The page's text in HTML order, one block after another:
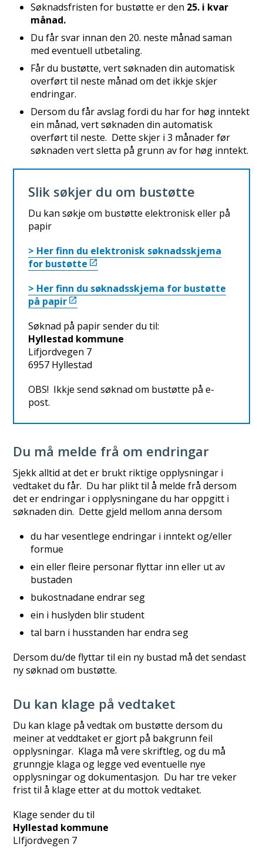
Søknadsfristen for bustøtte er den 25. i kvar
månad.
Du får svar innan den 20. neste månad saman
med eventuell utbetaling.
Får du bustøtte, vert søknaden din automatisk
overført til neste månad om det ikkje skjer
endringar.
Dersom du får avslag fordi du har for høg inntekt
ein månad, vert søknaden din automatisk
overført til neste. Dette skjer i 3 månader før
søknaden vert sletta på grunn av for høg inntekt.
Slik søkjer du om bustøtte
Du kan søkje om bustøtte elektronisk eller på
papir
> Her finn du elektronisk søknadsskjema
for bustøtte
> Her finn du søknadsskjema for bustøtte
på papir
Søknad på papir sender du til:
Hyllestad kommune
Lifjordvegen 7
6957 Hyllestad
OBS! Ikkje send søknad om bustøtte på e-
post.
Du må melde frå om endringar
Sjekk alltid at det er brukt riktige opplysningar i
vedtaket du får. Du har plikt til å melde frå dersom
det er endringar i opplysningane du har oppgitt i
søknaden din. Dette gjeld mellom anna dersom
du har vesentlege endringar i inntekt og/eller
formue
ein eller fleire personar flyttar inn eller ut av
bustaden
bukostnadane endrar seg
ein i huslyden blir student
tal barn i husstanden har endra seg
Dersom du/de flyttar til ein ny bustad må det sendast
ny søknad om bustøtte.
Du kan klage på vedtaket
Du kan klage på vedtak om bustøtte dersom du
meiner at veddtaket er gjort på bakgrunn feil
opplysningar. Klaga må vere skriftleg, og du må
grunngje klaga og legge ved eventuelle nye
opplysningar og dokumentasjon. Du har tre veker
frist til å klage etter at du mottok vedtaket.
Klage sender du til
Hyllestad kommune
LIfjordvegen 7